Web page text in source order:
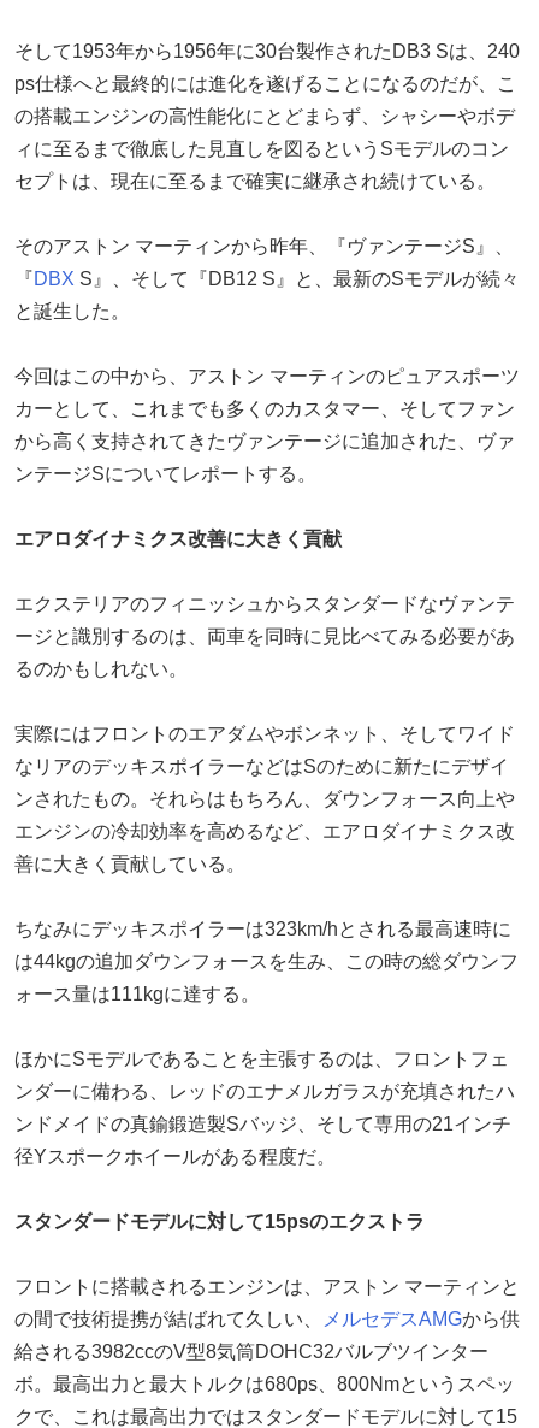
そして1953年から1956年に30台製作されたDB3 Sは、240
ps仕様へと最終的には進化を遂げることになるのだが、こ
の搭載エンジンの高性能化にとどまらず、シャシーやボデ
ィに至るまで徹底した見直しを図るというSモデルのコン
セプトは、現在に至るまで確実に継承され続けている。
そのアストン マーティンから昨年、『ヴァンテージS』、
『DBX S』、そして『DB12 S』と、最新のSモデルが続々
と誕生した。
今回はこの中から、アストン マーティンのピュアスポーツ
カーとして、これまでも多くのカスタマー、そしてファン
から高く支持されてきたヴァンテージに追加された、ヴァ
ンテージSについてレポートする。
エアロダイナミクス改善に大きく貢献
エクステリアのフィニッシュからスタンダードなヴァンテ
ージと識別するのは、両車を同時に見比べてみる必要があ
るのかもしれない。
実際にはフロントのエアダムやボンネット、そしてワイド
なリアのデッキスポイラーなどはSのために新たにデザイ
ンされたもの。それらはもちろん、ダウンフォース向上や
エンジンの冷却効率を高めるなど、エアロダイナミクス改
善に大きく貢献している。
ちなみにデッキスポイラーは323km/hとされる最高速時に
は44kgの追加ダウンフォースを生み、この時の総ダウンフ
ォース量は111kgに達する。
ほかにSモデルであることを主張するのは、フロントフェ
ンダーに備わる、レッドのエナメルガラスが充填されたハ
ンドメイドの真鍮鍛造製Sバッジ、そして専用の21インチ
径Yスポークホイールがある程度だ。
スタンダードモデルに対して15psのエクストラ
フロントに搭載されるエンジンは、アストン マーティンと
の間で技術提携が結ばれて久しい、
メルセデスAMGから供
給される3982ccのV型8気筒DOHC32バルブツインター
ボ。最高出力と最大トルクは680ps、800Nmというスペッ
クで、これは最高出力ではスタンダードモデルに対して15